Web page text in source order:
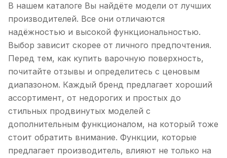
В нашем каталоге Вы найдёте модели от лучших
производителей. Все они отличаются
надёжностью и высокой функциональностью.
Выбор зависит скорее от личного предпочтения.
Перед тем, как купить варочную поверхность,
почитайте отзывы и определитесь с ценовым
диапазоном. Каждый бренд предлагает хороший
ассортимент, от недорогих и простых до
стильных продвинутых моделей с
дополнительным функционалом, на который тоже
стоит обратить внимание. Функции, которые
предлагает производитель, влияют не только на